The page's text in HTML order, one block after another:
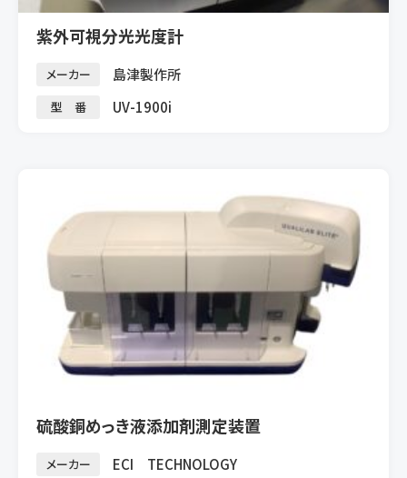
紫外可視分光光度計
メーカー 島津製作所
型 番 UV-1900i
硫酸銅めっき液添加剤測定装置
メーカー ECI TECHNOLOGY